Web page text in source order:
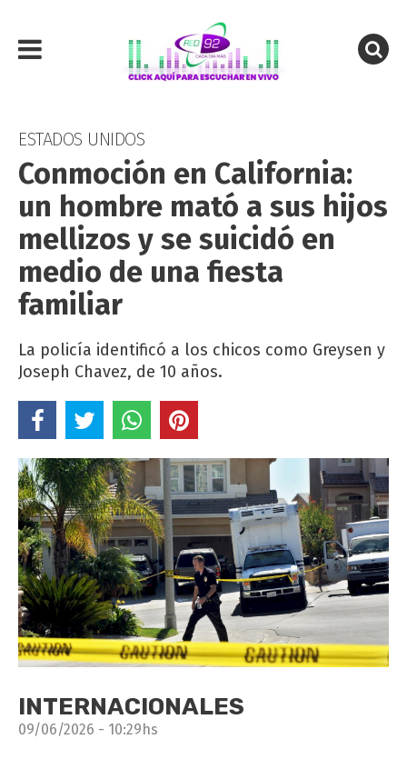
ESTADOS UNIDOS
Conmoción en California:
un hombre mató a sus hijos
mellizos y se suicidó en
medio de una fiesta
familiar
La policía identificó a los chicos como Greysen y
Joseph Chavez, de 10 años.
INTERNACIONALES
09/06/2026 - 10:29hs